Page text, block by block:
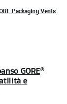
Packaging Vents
GORE®
e